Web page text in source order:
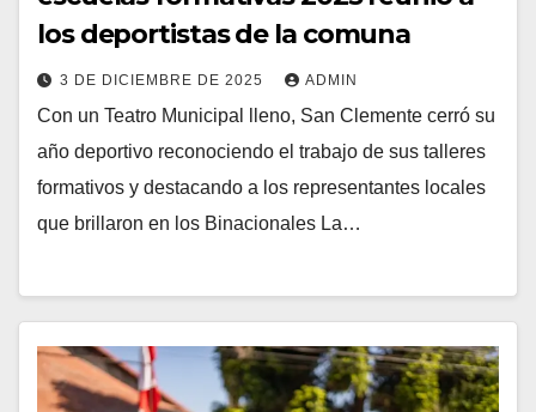
los deportistas de la comuna
3 DE DICIEMBRE DE 2025 ADMIN
Con un Teatro Municipal lleno, San Clemente cerró su
año deportivo reconociendo el trabajo de sus talleres
formativos y destacando a los representantes locales
que brillaron en los Binacionales La…